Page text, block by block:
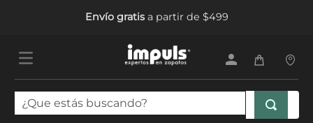
Envío gratisa partir de $499
¿Que estás buscando?